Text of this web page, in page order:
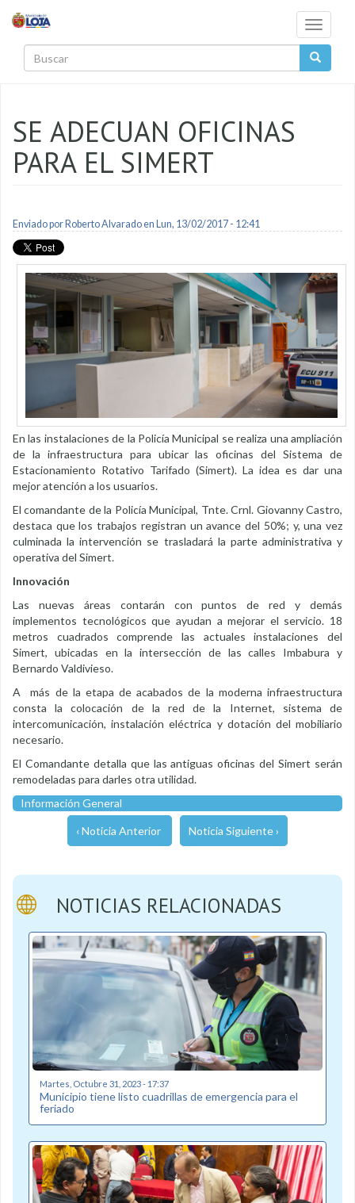
Toggle
SE ADECUAN OFICINAS
PARA EL SIMERT
Enviado por Roberto Alvaradoen Lun, 13/02/2017 - 12:41
En las instalaciones de la Policía Municipal se realiza una ampliación
de la infraestructura para ubicar las oficinas del Sistema de
Estacionamiento Rotativo Tarifado (Simert). La idea es dar una
mejor atención a los usuarios.
El comandante de la Policía Municipal, Tnte. Crnl. Giovanny Castro,
destaca que los trabajos registran un avance del 50%; y, una vez
culminada la intervención se trasladará la parte administrativa y
operativa del Simert.
Innovación
Las nuevas áreas contarán con puntos de red y demás
implementos tecnológicos que ayudan a mejorar el servicio. 18
metros cuadrados comprende las actuales instalaciones del
Simert, ubicadas en la intersección de las calles Imbabura y
Bernardo Valdivieso.
A más de la etapa de acabados de la moderna infraestructura
consta la colocación de la red de la Internet, sistema de
intercomunicación, instalación eléctrica y dotación del mobiliario
necesario.
El Comandante detalla que las antiguas oficinas del Simert serán
remodeladas para darles otra utilidad.
Información General
‹ Noticia Anterior Noticia Siguiente ›
NOTICIAS RELACIONADAS
Martes, Octubre 31, 2023 - 17:37
Municipio tiene listo cuadrillas de emergencia para el
feriado